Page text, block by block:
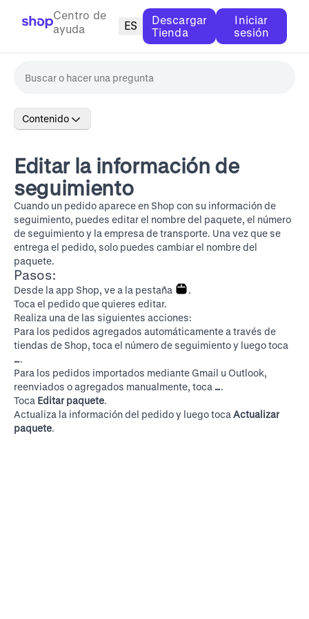
Centro de
ayuda
ES
Descargar
Tienda
Iniciar
sesión
Contenido
Editar la información de
seguimiento
Cuando un pedido aparece en Shop con su información de
seguimiento, puedes editar el nombre del paquete, el número
de seguimiento y la empresa de transporte. Una vez que se
entrega el pedido, solo puedes cambiar el nombre del
paquete.
Pasos:
Desde la app Shop, ve a la pestaña
.
Toca el pedido que quieres editar.
Realiza una de las siguientes acciones:
Para los pedidos agregados automáticamente a través de
tiendas de Shop, toca el número de seguimiento y luego toca
….
Para los pedidos importados mediante Gmail u Outlook,
reenviados o agregados manualmente, toca ….
Toca Editar paquete.
Actualiza la información del pedido y luego toca Actualizar
paquete.